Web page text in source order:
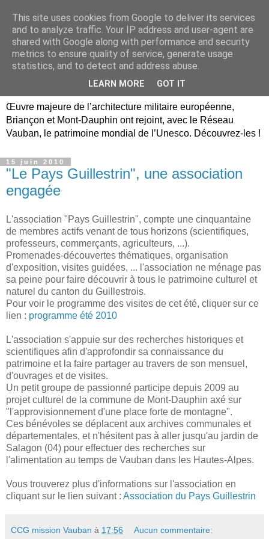
Briançon, Mont-Dauphin,
Vauban Unesco Hautes-
Œuvre majeure de l’architecture militaire européenne,
Briançon et Mont-Dauphin ont rejoint, avec le Réseau
Vauban, le patrimoine mondial de l’Unesco. Découvrez-les !
15 juin 2010
"Le Pays Guillestrin", une association
engagée
L'association "Pays Guillestrin", compte une cinquantaine
de membres actifs venant de tous horizons (scientifiques,
professeurs, commerçants, agriculteurs, ...).
Promenades-découvertes thématiques, organisation
d'exposition, visites guidées, ... l'association ne ménage pas
sa peine pour faire découvrir à tous le patrimoine culturel et
naturel du canton du Guillestrois.
Pour voir le programme des visites de cet été, cliquer sur ce
lien : programme été 2010
L'association s'appuie sur des recherches historiques et
scientifiques afin d'approfondir sa connaissance du
patrimoine et la faire partager au travers de son mensuel,
d'ouvrages et de visites.
Un petit groupe de passionné participe depuis 2009 au
projet culturel de la commune de Mont-Dauphin axé sur
"l'approvisionnement d'une place forte de montagne".
Ces bénévoles se déplacent aux archives communales et
départementales, et n'hésitent pas à aller jusqu'au jardin de
Salagon (04) pour effectuer des recherches sur
l'alimentation au temps de Vauban dans les Hautes-Alpes.
Vous trouverez plus d'informations sur l'association en
cliquant sur le lien suivant : Association du Pays Guillestrin
CCG mission Vauban à 17:56 Aucun commentaire:
This site uses cookies from Google to deliver its services
and to analyze traffic. Your IP address and user-agent are
shared with Google along with performance and security
metrics to ensure quality of service, generate usage
statistics, and to detect and address abuse.
LEARN MORE GOT IT